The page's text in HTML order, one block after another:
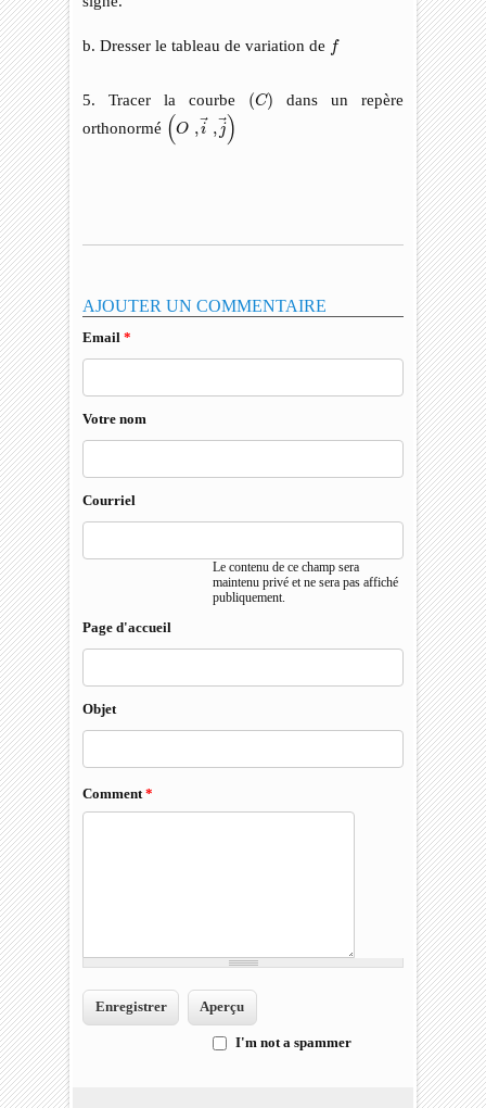
b. Dresser le tableau de variation de f
f
5. Tracer la courbe (C)
(C)
dans un repère
orthonormé (O ,i , j)
(O → →
AJOUTER UN COMMENTAIRE
Email*
Votre nom
Courriel
Le contenu de ce champ sera
maintenu privé et ne sera pas affiché
publiquement.
Page d'accueil
Objet
Comment*
I'm not a spammer